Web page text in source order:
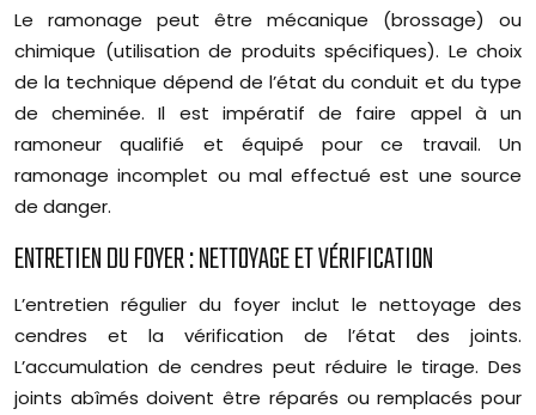
Le ramonage peut être mécanique (brossage) ou
chimique (utilisation de produits spécifiques). Le choix
de la technique dépend de l’état du conduit et du type
de cheminée. Il est impératif de faire appel à un
ramoneur qualifié et équipé pour ce travail. Un
ramonage incomplet ou mal effectué est une source
de danger.
ENTRETIEN DU FOYER : NETTOYAGE ET VÉRIFICATION
L’entretien régulier du foyer inclut le nettoyage des
cendres et la vérification de l’état des joints.
L’accumulation de cendres peut réduire le tirage. Des
joints abîmés doivent être réparés ou remplacés pour